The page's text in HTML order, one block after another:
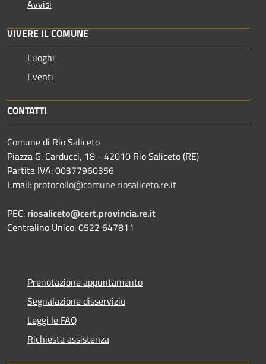
Avvisi
VIVERE IL COMUNE
Luoghi
Eventi
CONTATTI
Comune di Rio Saliceto
Piazza G. Carducci, 18 - 42010 Rio Saliceto (RE)
Partita IVA: 00377960356
Email: protocollo@comune.riosaliceto.re.it
PEC: riosaliceto@cert.provincia.re.it
Centralino Unico: 0522 647811
Prenotazione appuntamento
Segnalazione disservizio
Leggi le FAQ
Richiesta assistenza